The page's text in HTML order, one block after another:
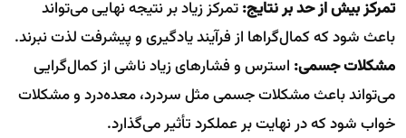
تمرکز بیش از حد بر نتایج:تمرکز زیاد بر نتیجه نهایی می‌تواند
باعث شود که کمال‌گراها از فرآیند یادگیری و پیشرفت لذت نبرند.
مشکلات جسمی: استرس و فشارهای زیاد ناشی از کمال‌گرایی
می‌تواند باعث مشکلات جسمی مثل سردرد، معده‌درد و مشکلات
خواب شود که در نهایت بر عملکرد تأثیر می‌گذارد.